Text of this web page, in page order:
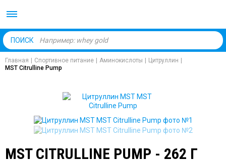
ПОИСК
Главная Спортивное питание Аминокислоты Цитруллин
MST Citrulline Pump
MST CITRULLINE PUMP - 262 Г